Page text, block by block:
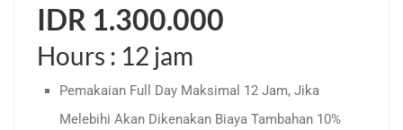
IDR 1.300.000
Hours : 12 jam
Pemakaian Full Day Maksimal 12 Jam, Jika
Melebihi Akan Dikenakan Biaya Tambahan 10%